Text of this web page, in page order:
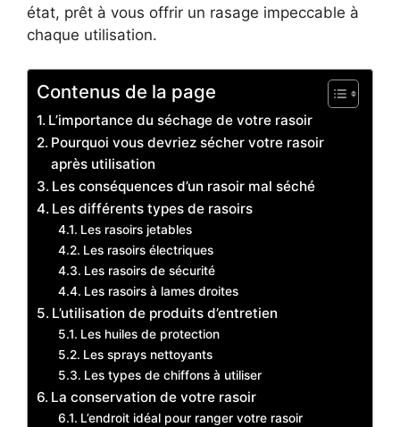
état, prêt à vous offrir un rasage impeccable à
chaque utilisation.
Contenus de la page
L’importance du séchage de votre rasoir
Pourquoi vous devriez sécher votre rasoir
après utilisation
Les conséquences d’un rasoir mal séché
Les différents types de rasoirs
Les rasoirs jetables
Les rasoirs électriques
Les rasoirs de sécurité
Les rasoirs à lames droites
L’utilisation de produits d’entretien
Les huiles de protection
Les sprays nettoyants
Les types de chiffons à utiliser
La conservation de votre rasoir
L’endroit idéal pour ranger votre rasoir